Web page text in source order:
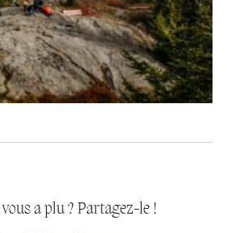
a plu ? Partagez-le !